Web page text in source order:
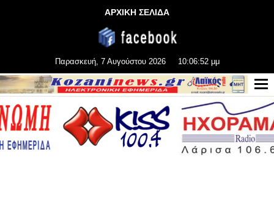
ΑΡΧΙΚΗ ΣΕΛΙΔΑ
Παρασκευή, 7 Αυγούστου 2026 10:06:53 μμ